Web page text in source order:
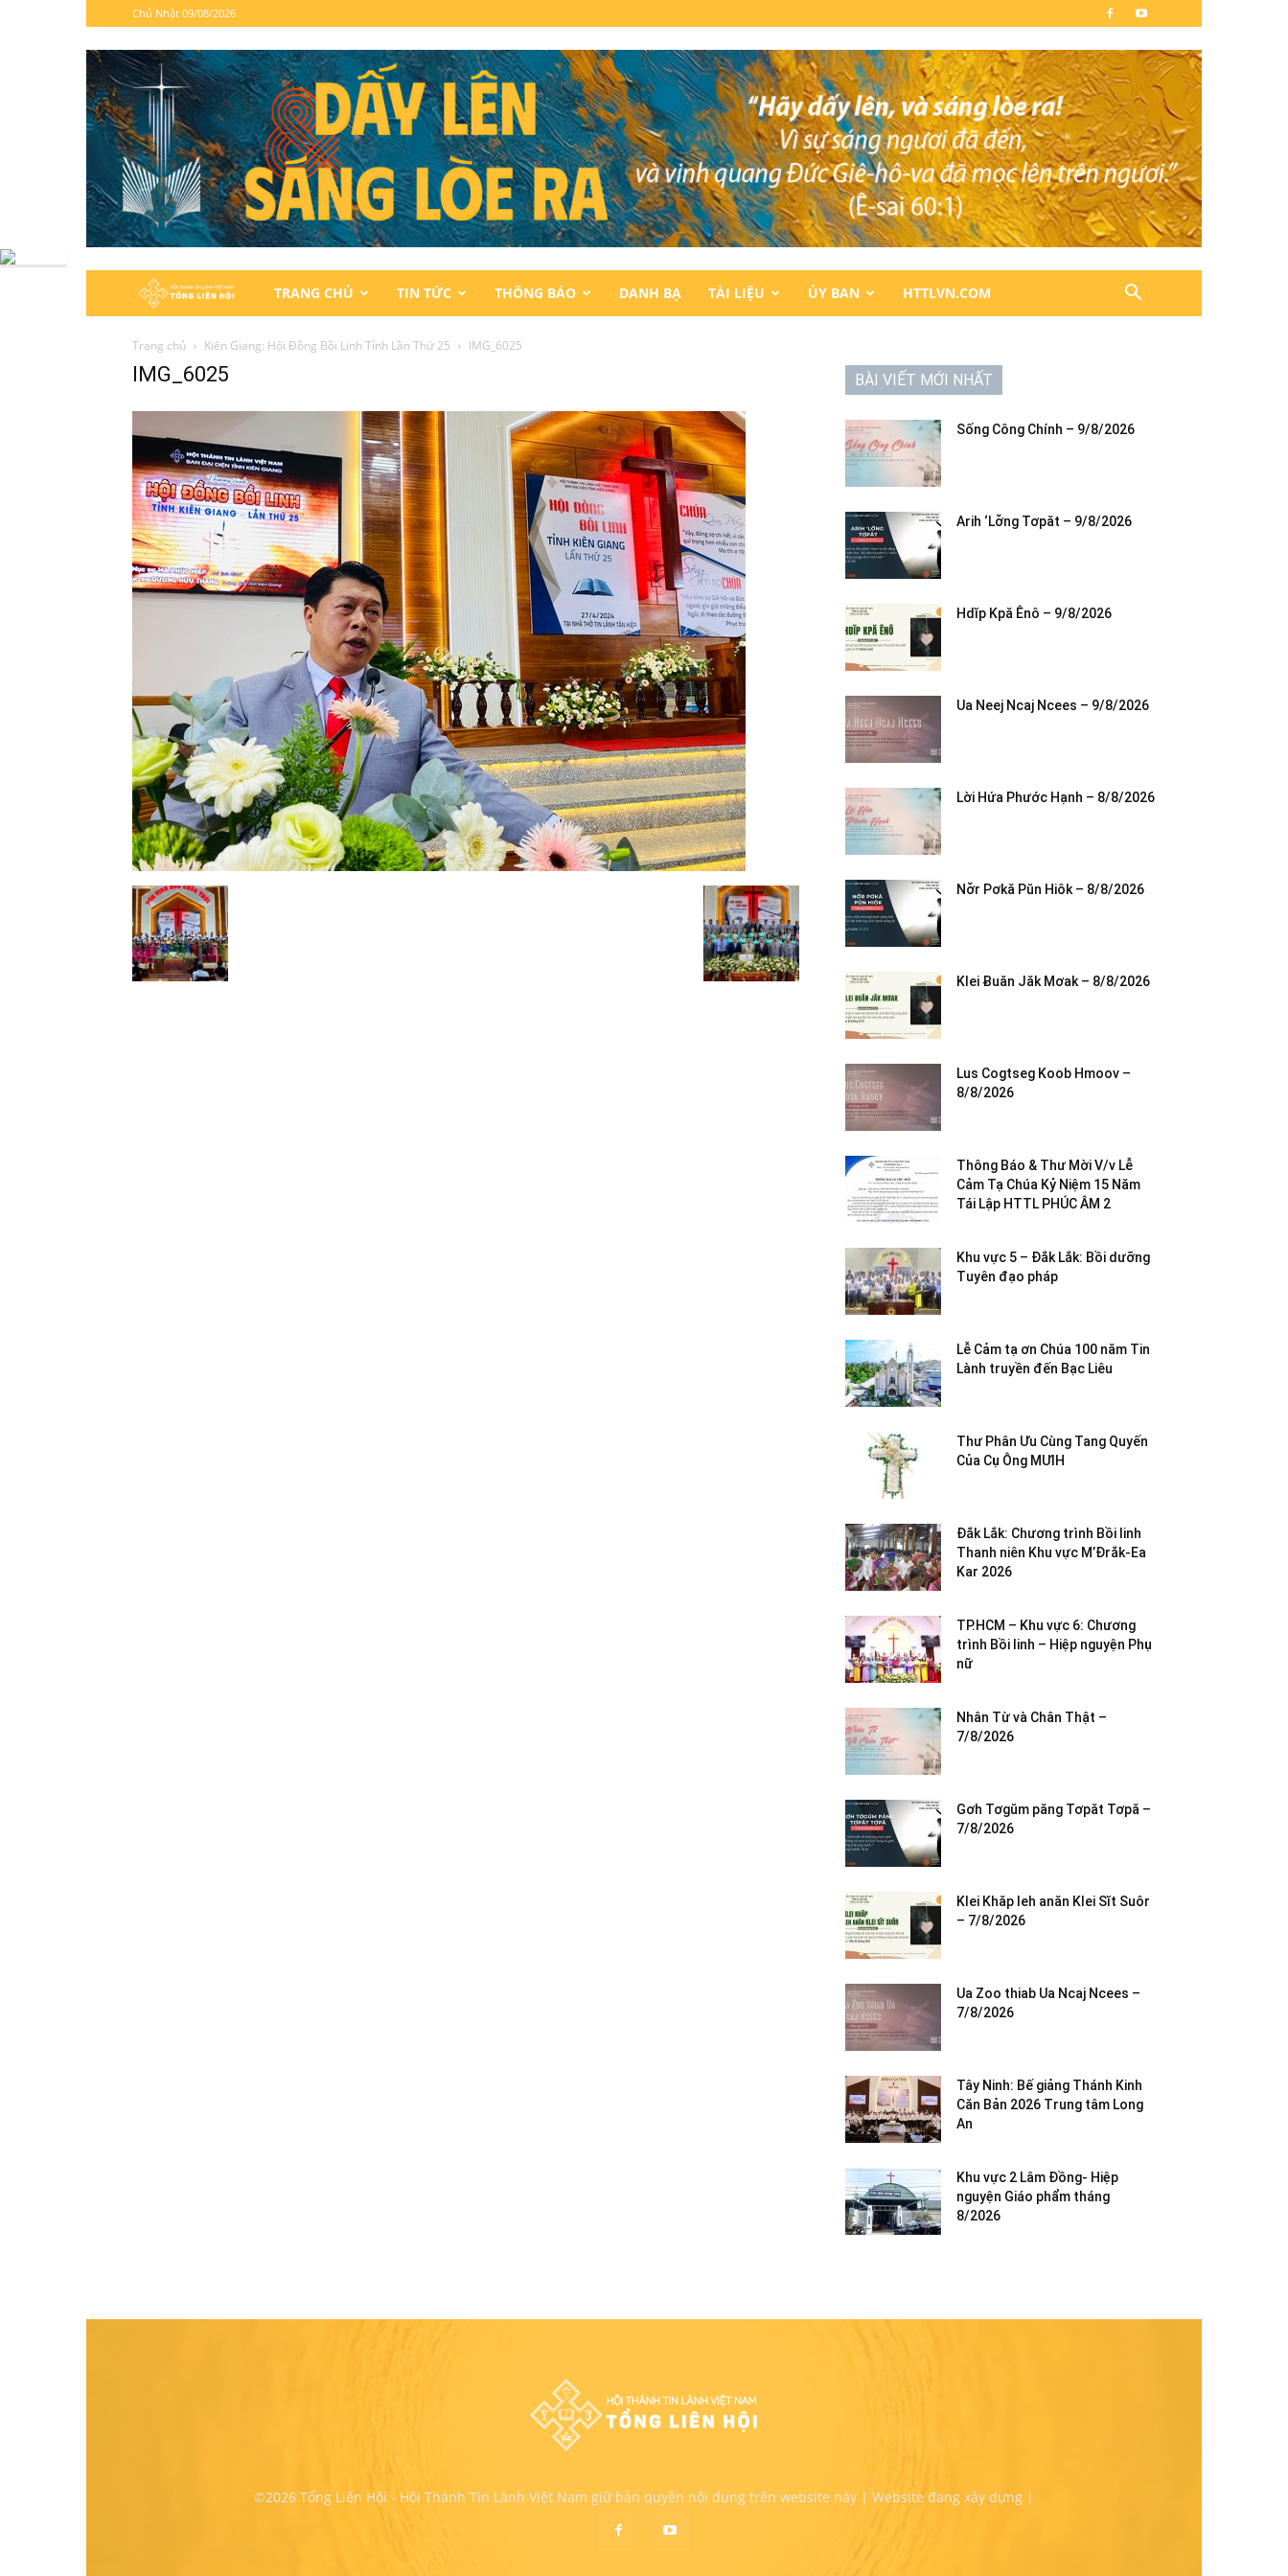
Chủ Nhật 09/08/2026
Hội
Thánh
Việt
Nam
TRANG CHỦ TIN TỨC THÔNG BÁO DANH BẠ TÀI LIỆU ỦY BAN HTTLVN.COM
Trang chủ Kiên Giang: Hội Đồng Bồi Linh Tỉnh Lần Thứ 25 IMG_6025
IMG_6025 BÀI VIẾT MỚI NHẤT
Sống Công Chính – 9/8/2026
Arih ‘Lơ̆ng Tơpăt – 9/8/2026
Hdĭp Kpă Ênô – 9/8/2026
Ua Neej Ncaj Ncees – 9/8/2026
Lời Hứa Phước Hạnh – 8/8/2026
Nơ̆r Pơkă Pŭn Hiôk – 8/8/2026
Klei Ƀuăn Jăk Mơak – 8/8/2026
Lus Cogtseg Koob Hmoov –
8/8/2026
Thông Báo & Thư Mời V/v Lễ
Cảm Tạ Chúa Kỷ Niệm 15 Năm
Tái Lập HTTL PHÚC ÂM 2
Khu vực 5 – Đắk Lắk: Bồi dưỡng
Tuyên đạo pháp
Lễ Cảm tạ ơn Chúa 100 năm Tin
Lành truyền đến Bạc Liêu
Thư Phân Ưu Cùng Tang Quyến
Của Cụ Ông MƯIH
Đắk Lắk: Chương trình Bồi linh
Thanh niên Khu vực M’Đrắk-Ea
Kar 2026
TP.HCM – Khu vực 6: Chương
trình Bồi linh – Hiệp nguyện Phụ
nữ
Nhân Từ và Chân Thật –
7/8/2026
Gơh Tơgŭm păng Tơpăt Tơpă –
7/8/2026
Klei Khăp leh anăn Klei Sĭt Suôr
– 7/8/2026
Ua Zoo thiab Ua Ncaj Ncees –
7/8/2026
Tây Ninh: Bế giảng Thánh Kinh
Căn Bản 2026 Trung tâm Long
An
Khu vực 2 Lâm Đồng- Hiệp
nguyện Giáo phẩm tháng
8/2026
©2026 Tổng Liên Hội - Hội Thánh Tin Lành Việt Nam giữ bản quyền nội dung trên website này | Website đang xây dựng |